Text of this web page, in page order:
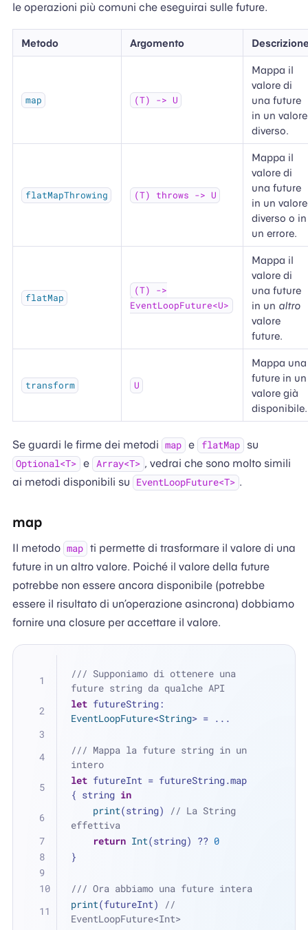
le operazioni più comuni che eseguirai sulle future.
Metodo Argomento
map (T) -> U
Mappa il
valore di
una future
in un valore
diverso.
flatMapThrowing (T) throws -> U
Mappa il
valore di
una future
in un valore
diverso o in
un errore.
flatMap
(T) ->
EventLoopFuture<U>
Mappa il
valore di
una future
in un altro
valore
future.
transform U
Mappa una
future in un
valore già
disponibile.
Se guardi le firme dei metodi map e flatMap su
Optional<T> e Array<T> , vedrai che sono molto simili
ai metodi disponibili su
EventLoopFuture<T> .
map
Il metodo map ti permette di trasformare il valore di una
future in un altro valore. Poiché il valore della future
potrebbe non essere ancora disponibile (potrebbe
essere il risultato di un’operazione asincrona) dobbiamo
fornire una closure per accettare il valore.
/// Supponiamo di ottenere una
future string da qualche API
let
EventLoopFuture<String> = ...
/// Mappa la future string in un
intero
let futureInt = futureString.map
{ string in
print(string) // La String
effettiva
return Int(string) ?? 0
}
/// Ora abbiamo una future intera
print(futureInt) //
EventLoopFuture<Int>